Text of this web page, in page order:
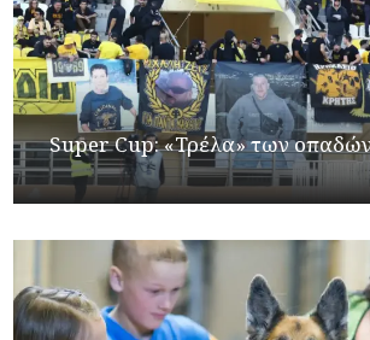
Super Cup: «Τρέλα» των